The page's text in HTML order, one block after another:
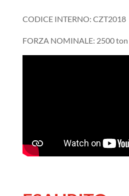
CODICE INTERNO: CZT2018
FORZA NOMINALE: 2500 ton